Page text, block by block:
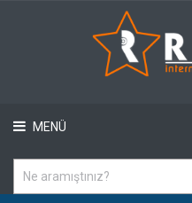
MENÜ